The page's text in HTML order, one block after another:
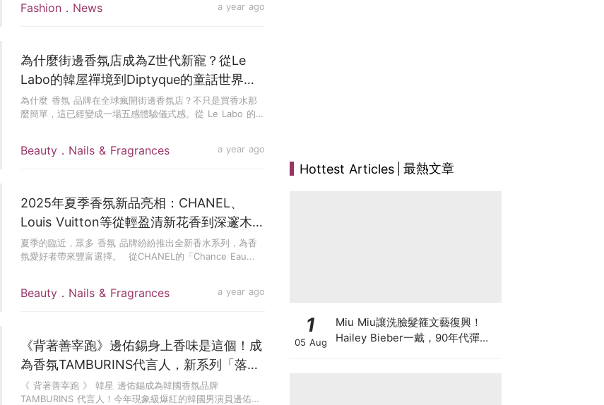
Fashion．News a year ago
Beauty．Nails & Fragrances a year ago
為什麼街邊香氛店成為Z世代新寵？從Le
Labo的韓屋禪境到Diptyque的童話世界，
這份「氣味旅行」地圖請直接存下
為什麼 香氛 品牌在全球瘋開街邊香氛店？不只是買香水那
麼簡單，這已經變成一場五感體驗儀式感。從 Le Labo 的禪
Beauty．Nails & Fragrances a year ago
2025年夏季香氛新品亮相：CHANEL、
Louis Vuitton等從輕盈清新花香到深邃木質
調，找到屬於你的夏日氣息
夏季的臨近，眾多 香氛 品牌紛紛推出全新香水系列，為香
氛愛好者帶來豐富選擇。 ​ 從CHANEL的「Chance Eau...
《背著善宰跑》邊佑錫身上香味是這個！成
為香氛TAMBURINS代言人，新系列「落日
霞光」一同亮相
《 背著善宰跑 》 韓星 邊佑錫成為韓國香氛品牌
TAMBURINS 代言人！今年現象級爆紅的韓國男演員邊佑
Hottest Articles 最熱文章
1
05 Aug
Miu Miu讓洗臉髮箍文藝復興！
Hailey Bieber一戴，90年代彈簧